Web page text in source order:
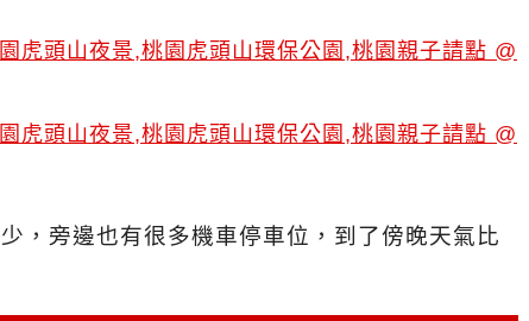
，旁邊也有很多機車停車位，到了傍晚天氣比